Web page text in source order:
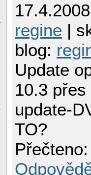
regine |
blog:
Update
10.3
update-
TO?